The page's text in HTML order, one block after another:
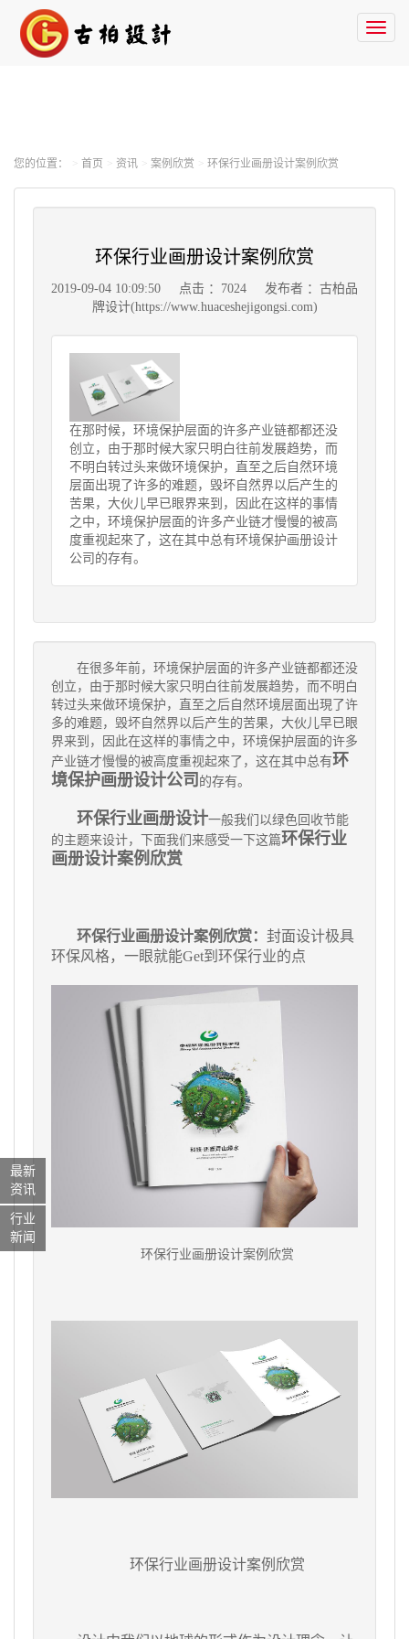
您的位置： 首页 资讯 案例欣赏 环保行业画册设计案例欣赏
环保行业画册设计案例欣赏
2019-09-04 10:09:50 点击 ：7024
发布者 ：古柏品
牌设计(https://www.huaceshejigongsi.com)
在那时候，环境保护层面的许多产业链都都还没
创立，由于那时候大家只明白往前发展趋势，而
不明白转过头来做环境保护，直至之后自然环境
层面出現了许多的难题，毁坏自然界以后产生的
苦果，大伙儿早已眼界来到，因此在这样的事情
之中，环境保护层面的许多产业链才慢慢的被高
度重视起來了，这在其中总有环境保护画册设计
公司的存有。
在很多年前，环境保护层面的许多产业链都都还没
创立，由于那时候大家只明白往前发展趋势，而不明白
转过头来做环境保护，直至之后自然环境层面出現了许
多的难题，毁坏自然界以后产生的苦果，大伙儿早已眼
界来到，因此在这样的事情之中，环境保护层面的许多
产业链才慢慢的被高度重视起來了，这在其中总有环
境保护画册设计公司 的存有。
环保行业画册设计一般我们以绿色回收节能
的主题来设计，下面我们来感受一下这篇环保行业
画册设计案例欣赏
环保行业画册设计案例欣赏： 封面设计极具
环保风格，一眼就能Get到环保行业的点
环保行业画册设计案例欣赏
环保行业画册设计案例欣赏
最新
资讯
行业
新闻